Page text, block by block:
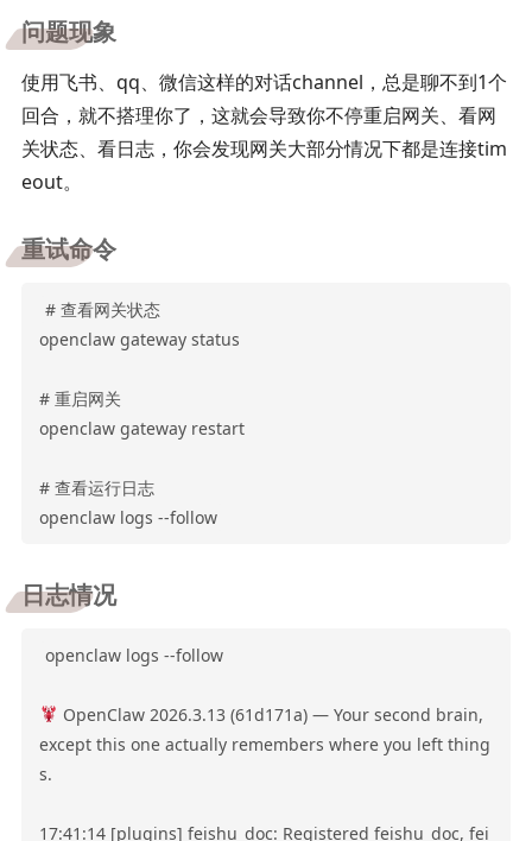
问题现象
使用飞书、qq、微信这样的对话channel，总是聊不到1个
回合，就不搭理你了，这就会导致你不停重启网关、看网
关状态、看日志，你会发现网关大部分情况下都是连接tim
eout。
重试命令
# 查看网关状态
openclaw gateway status
# 重启网关
openclaw gateway restart
# 查看运行日志
openclaw logs --follow
日志情况
openclaw logs --follow
OpenClaw 2026.3.13 (61d171a) — Your second brain,
except this one actually remembers where you left thing
s.
17:41:14 [plugins] feishu_doc: Registered feishu_doc, fei